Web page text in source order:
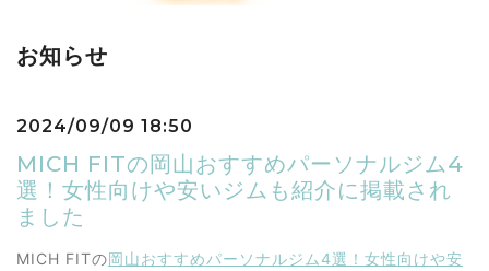
お知らせ
2024/09/09 18:50
MICH FITの岡山おすすめパーソナルジム4
選！女性向けや安いジムも紹介に掲載され
ました
MICH FITの岡山おすすめパーソナルジム4選！女性向けや安